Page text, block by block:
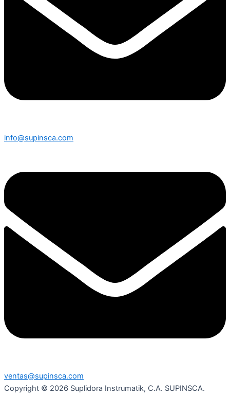
info@supinsca.com
ventas@supinsca.com
Copyright © 2026 Suplidora Instrumatik, C.A. SUPINSCA.